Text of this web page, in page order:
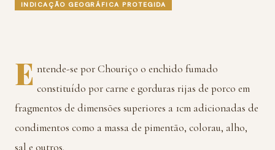
INDICAÇÃO GEOGRÁFICA PROTEGIDA
E ntende-se por Chouriço o enchido fumado
constituído por carne e gorduras rijas de porco em
fragmentos de dimensões superiores a 1cm adicionadas de
condimentos como a massa de pimentão, colorau, alho,
sal e outros.